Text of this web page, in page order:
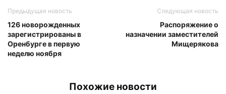
Предыдущая новость
126 новорожденных
зарегистрированы в
Оренбурге в первую
неделю ноября
Следующая новость
Распоряжение о
назначении заместителей
Мищерякова
Похожие новости